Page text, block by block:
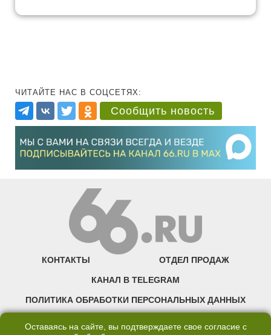
ЧИТАЙТЕ НАС В СОЦСЕТЯХ:
Сообщить новость
КОНТАКТЫ ОТДЕЛ ПРОДАЖ
КАНАЛ В TELEGRAM
ПОЛИТИКА ОБРАБОТКИ ПЕРСОНАЛЬНЫХ ДАННЫХ
Оставаясь на сайте, вы подтверждаете свое согласие с